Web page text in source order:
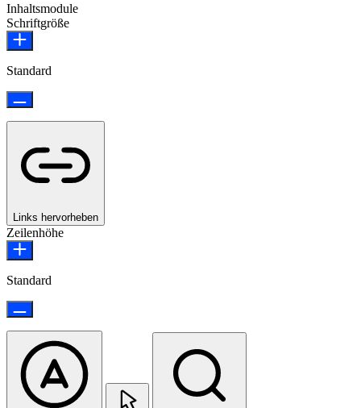
Inhaltsmodule
Schriftgröße
Standard
Links hervorheben
Zeilenhöhe
Standard